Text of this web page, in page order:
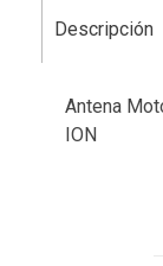
Descripción
Antena
ION